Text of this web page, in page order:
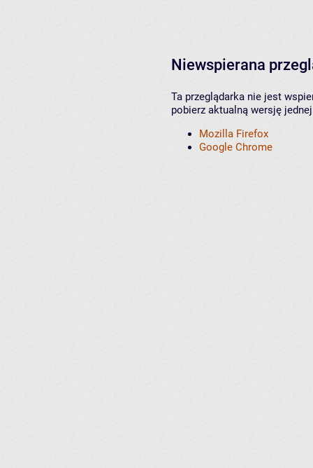
Niewspierana
Ta przeglądarka nie jest
pobierz aktualną wersję
Mozilla Firefox
Google Chrome